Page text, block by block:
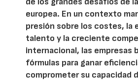
europea. En un contexto
presión sobre los costes, la
talento y la creciente
internacional, las empresas
fórmulas para ganar
comprometer su capacidad